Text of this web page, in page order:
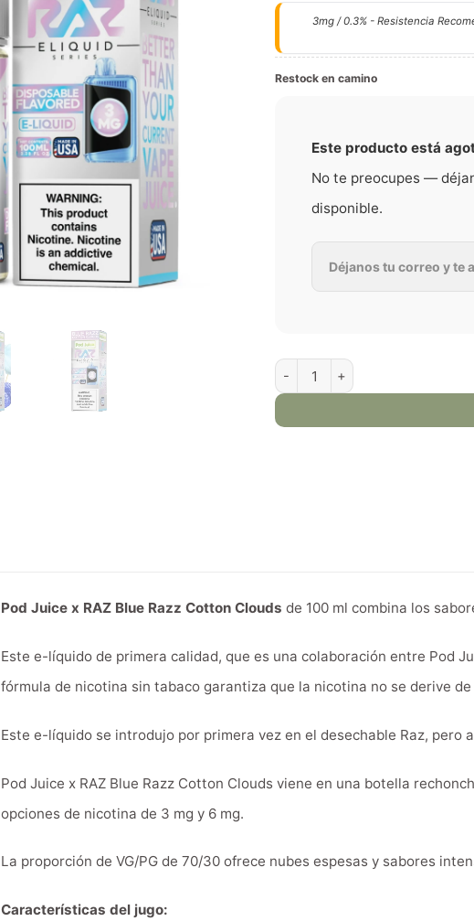
3mg / 0.3% - Resistencia
Restock en camino
Este producto está
No te preocupes —
disponible.
Blue Razz Cotton Clouds | Pod
Pod Juice x RAZ Blue Razz Cotton Clouds de 100 ml combina los
Este e-líquido de primera calidad, que es una colaboración entre Pod
fórmula de nicotina sin tabaco garantiza que la nicotina no se derive
Este e-líquido se introdujo por primera vez en el desechable Raz, pero
Pod Juice x RAZ Blue Razz Cotton Clouds viene en una botella
opciones de nicotina de 3 mg y 6 mg.
La proporción de VG/PG de 70/30 ofrece nubes espesas y sabores
Características del jugo: